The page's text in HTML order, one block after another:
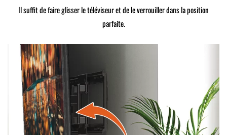
Il suffit de faire glisser le téléviseur et de le verrouiller dans la position
parfaite.